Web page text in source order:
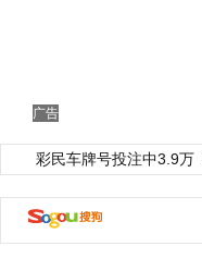
广告
彩民车牌号投注中3.9万